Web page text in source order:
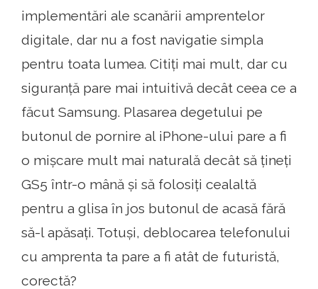
implementări ale scanării amprentelor
digitale, dar nu a fost navigatie simpla
pentru toata lumea. Citiți mai mult, dar cu
siguranță pare mai intuitivă decât ceea ce a
făcut Samsung. Plasarea degetului pe
butonul de pornire al iPhone-ului pare a fi
o mișcare mult mai naturală decât să țineți
GS5 într-o mână și să folosiți cealaltă
pentru a glisa în jos butonul de acasă fără
să-l apăsați. Totuși, deblocarea telefonului
cu amprenta ta pare a fi atât de futuristă,
corectă?